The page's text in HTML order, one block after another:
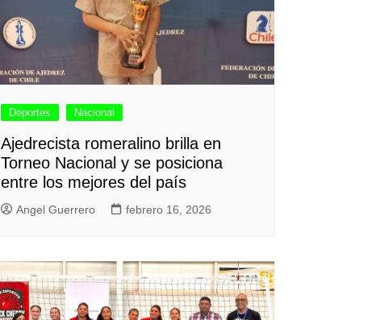
Deportes Nacional
Ajedrecista romeralino brilla en
Torneo Nacional y se posiciona
entre los mejores del país
Angel Guerrero febrero 16, 2026